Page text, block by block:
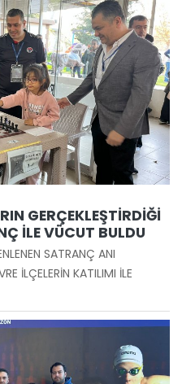
GERÇEKLEŞTİRDİĞİ
İLE VÜCUT BULDU
SATRANÇ ANI
İLÇELERİN KATILIMI İLE